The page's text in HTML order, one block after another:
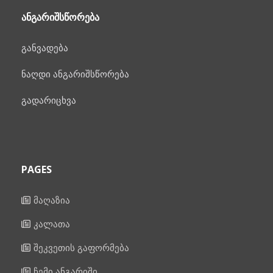
ᲐᲜᲒᲐᲠᲘᲨᲡᲬᲝᲠᲔᲑᲐ
განვადება
ნაღდი ანგარიშსწორება
გადარიცხვა
PAGES
მაღაზია
კალათა
შეკვეთის გაფორმება